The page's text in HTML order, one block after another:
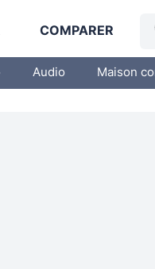
COMPARER
Audio Maison